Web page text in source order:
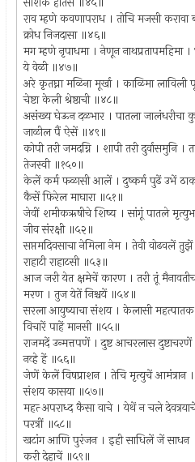
राव म्हणे कवणापराध । तोचि मजसी करावा
क्रोध निजदासा ॥४६॥
मग म्हणे नृपाधमा । नेणून नाथप्रतापमहिमा
ये वेळी ॥४७॥
अरे कृतघ्ना मळिना मूर्खा । काळिमा लाविली
चेष्टा केली श्रेष्ठाची ॥४८॥
असंख्य घेऊन दळभार । पातला जालंधरीचा
जाळील पैं ऐसें ॥४९॥
कोपी तरी जमदग्नि । शापी तरी दुर्वासमुनि ।
तेजस्वी ॥१५०॥
केलें कर्म फळासी आलें । दुष्कर्म पुढें उभें
कैसें फिरेल माघारा ॥५१॥
जेवीं शमीकऋषीचे शिष्य । सांगूं पातले
जीव संरक्षी ॥५२॥
सप्तमदिवसाचा नेमिला नेम । तेवी वोढवलें
राहाटी राहाटसी ॥५३॥
आज जरी येत क्षमेचें कारण । तरी तूं
मरण । तुज येतें निश्चयें ॥५४॥
सरला आयुष्याचा संशय । केलासी महत्पातक
विचारें पाहें मानसी ॥५५॥
राजमदें उन्मत्तपणें । दुष्ट आचरलास
नव्हे हें ॥५६॥
जेणें केलें विषप्राशन । तेचि मृत्युचें आमंत्रान
संशय कासया ॥५७॥
महत्‍ अपराध्द कैसा वाचे । येथें न चले
परत्रीं ॥५८॥
खटांग आणि पुरंजन । इही साधिलें जें
करी देहाचें ॥५९॥